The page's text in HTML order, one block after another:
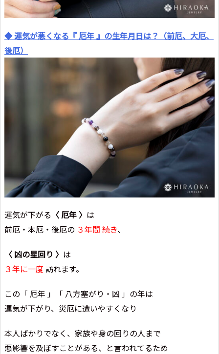
◆ 運気が悪くなる『 厄年 』の生年月日は？（前厄、大厄、
後厄）
運気が下がる 〈 厄年 〉 は
前厄・本厄・後厄の ３年間 続き、
〈 凶の星回り 〉 は
３年に一度 訪れます。
この「 厄年 」「 八方塞がり・凶 」の年は
運気が下がり、災厄に遭いやすくなり
本人ばかりでなく、家族や身の回りの人まで
悪影響を及ぼすことがある、と言われてるため